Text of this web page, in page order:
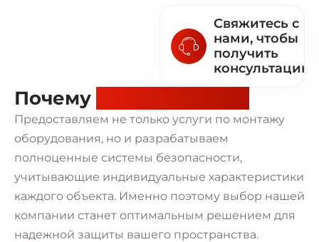
Свяжитесь с
нами, чтобы
получить
консультацию!
Почему
Предоставляем не только услуги по монтажу
оборудования, но и разрабатываем
полноценные системы безопасности,
учитывающие индивидуальные характеристики
каждого объекта. Именно поэтому выбор нашей
компании станет оптимальным решением для
надежной защиты вашего пространства.